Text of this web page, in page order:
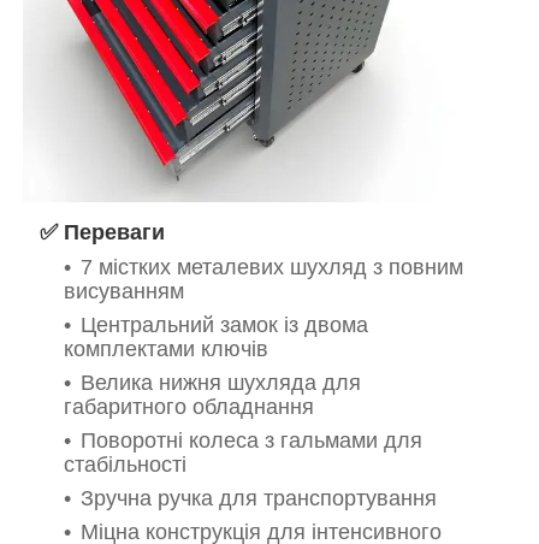
✅ Переваги
7 містких металевих шухляд з повним
висуванням
Центральний замок із двома
комплектами ключів
Велика нижня шухляда для
габаритного обладнання
Поворотні колеса з гальмами для
стабільності
Зручна ручка для транспортування
Міцна конструкція для інтенсивного